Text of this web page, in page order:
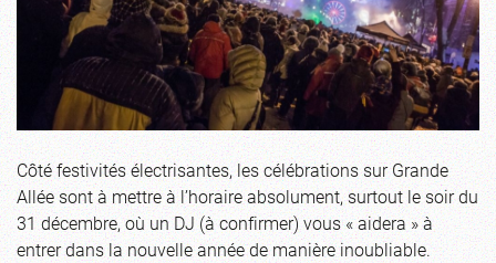
Côté festivités électrisantes, les célébrations sur Grande
Allée sont à mettre à l’horaire absolument, surtout le soir du
31 décembre, où un DJ (à confirmer) vous « aidera » à
entrer dans la nouvelle année de manière inoubliable.